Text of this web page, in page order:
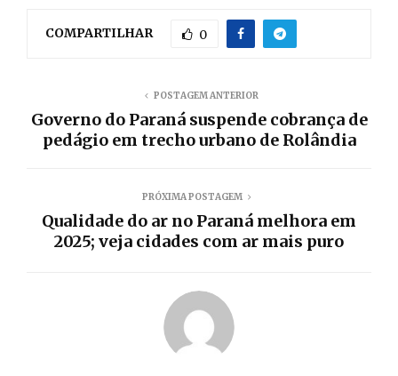
COMPARTILHAR 0
POSTAGEM ANTERIOR
Governo do Paraná suspende cobrança de
pedágio em trecho urbano de Rolândia
PRÓXIMA POSTAGEM
Qualidade do ar no Paraná melhora em
2025; veja cidades com ar mais puro